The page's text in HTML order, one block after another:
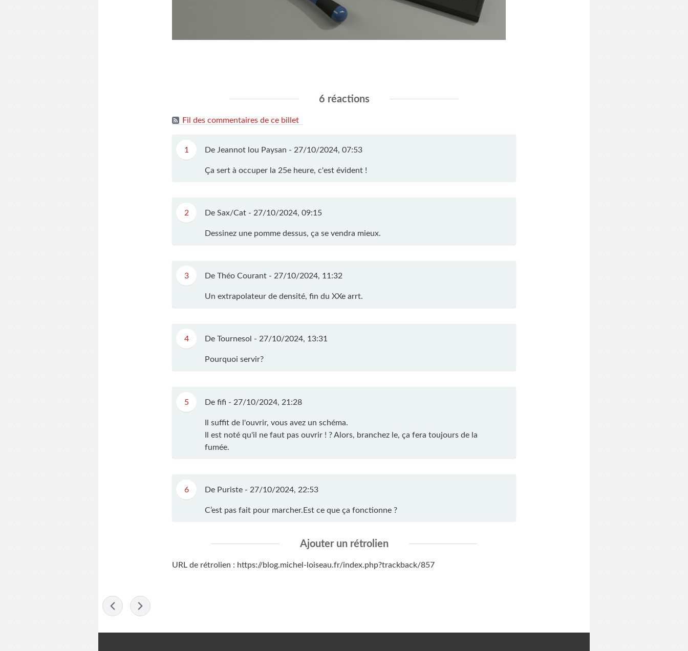
6 réactions
Fil des commentaires de ce billet
1 De Jeannot lou Paysan - 27/10/2024, 07:53
Ça sert à occuper la 25e heure, c'est évident !
2 De Sax/Cat - 27/10/2024, 09:15
Dessinez une pomme dessus, ça se vendra mieux.
3 De Théo Courant - 27/10/2024, 11:32
Un extrapolateur de densité, fin du XXe arrt.
4 De Tournesol - 27/10/2024, 13:31
Pourquoi servir?
5 De fifi - 27/10/2024, 21:28
Il suffit de l'ouvrir, vous avez un schéma.
Il est noté qu'il ne faut pas ouvrir ! ? Alors, branchez le, ça fera toujours de la
fumée.
6 De Puriste - 27/10/2024, 22:53
C’est pas fait pour marcher.Est ce que ça fonctionne ?
Ajouter un rétrolien
URL de rétrolien : https://blog.michel-loiseau.fr/index.php?trackback/857